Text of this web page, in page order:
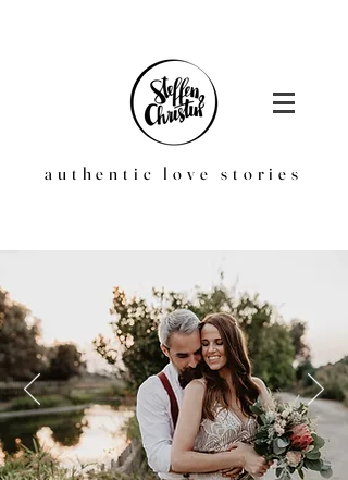
authentic love stories